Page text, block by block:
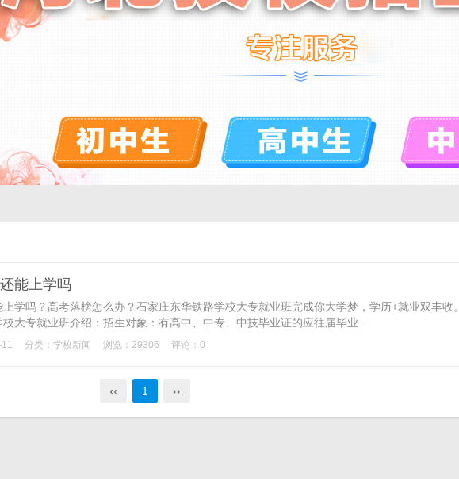
能上学吗
学吗？高考落榜怎么办？石家庄东华铁路学校大专就业班完成你大学梦，学历+就业双丰收。
大专就业班介绍：招生对象：有高中、中专、中技毕业证的应往届毕业...
分类： 学校新闻 浏览：29306 评论：0
‹‹ 1 ››